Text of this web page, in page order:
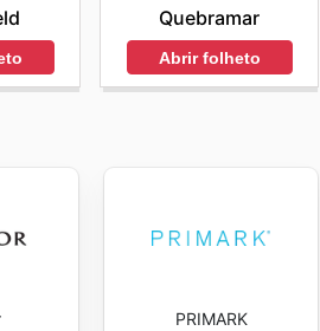
Quebramar
Abrir folheto
PRIMARK